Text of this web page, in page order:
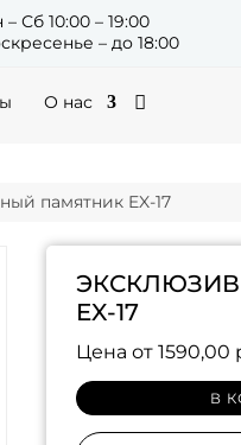
– Сб 10:00 – 19:00
– до 18:00
О нас
памятник EX-17
EX-17
Цена от 1590,00
В